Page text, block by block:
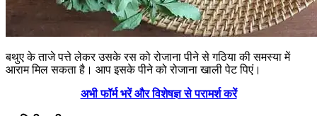
बथुए के ताजे पत्ते लेकर उसके रस को रोजाना पीने से गठिया की समस्या में
आराम मिल सकता है। आप इसके पीने को रोजाना खाली पेट पिएं।
अभी फॉर्म भरें और विशेषज्ञ से परामर्श करें